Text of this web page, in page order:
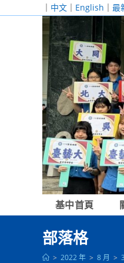
｜ 中文 ｜ English ｜ 最
基中首頁
部落格
> 2022 年 > 8 月 >